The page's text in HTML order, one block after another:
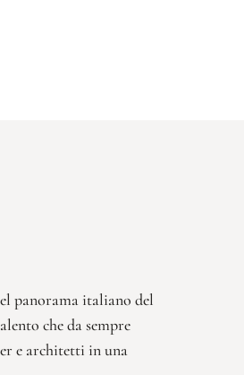
panorama italiano del
che da sempre
e architetti in una